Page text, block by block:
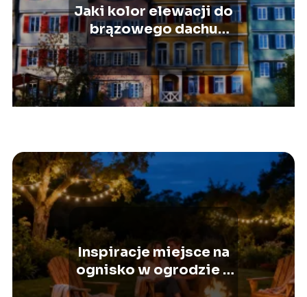
Jaki kolor elewacji do
brązowego dachu
wybrać? Przewodnik
budowlańca
Inspiracje miejsce na
ognisko w ogrodzie –
jak je zaaranżować?